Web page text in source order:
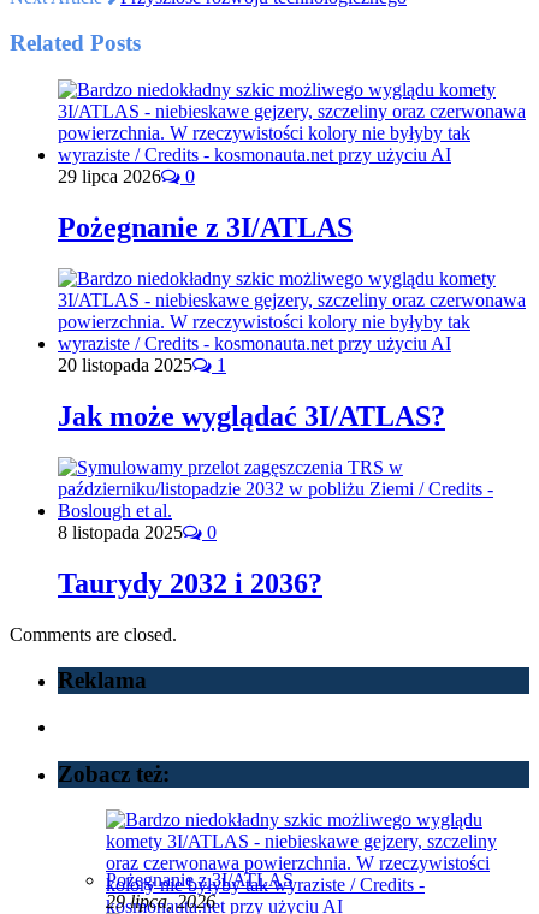
Related Posts
29 lipca 2026 0
Pożegnanie z 3I/ATLAS
20 listopada 2025 1
Jak może wyglądać 3I/ATLAS?
8 listopada 2025 0
Taurydy 2032 i 2036?
Comments are closed.
Reklama
Zobacz też:
Pożegnanie z 3I/ATLAS
29 lipca, 2026